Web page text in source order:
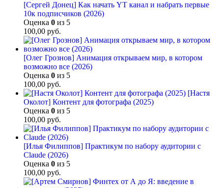
[Сергей Донец] Как начать YT канал и набрать первые
10к подписчиков (2026)
Оценка 0 из 5
100,00 руб.
[Олег Грознов] Анимация открываем мир, в котором
возможно все (2026)
Оценка 0 из 5
100,00 руб.
[Настя
Околот] Контент для фотографа (2025)
Оценка 0 из 5
100,00 руб.
[Илья Филиппов] Практикум по набору аудитории с
Claude (2026)
Оценка 0 из 5
100,00 руб.